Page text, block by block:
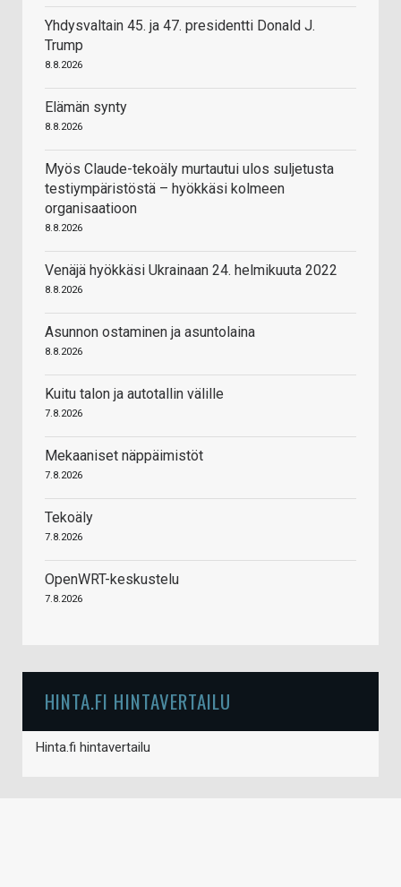
Yhdysvaltain 45. ja 47. presidentti Donald J.
Trump
8.8.2026
Elämän synty
8.8.2026
Myös Claude-tekoäly murtautui ulos suljetusta
testiympäristöstä – hyökkäsi kolmeen
organisaatioon
8.8.2026
Venäjä hyökkäsi Ukrainaan 24. helmikuuta 2022
8.8.2026
Asunnon ostaminen ja asuntolaina
8.8.2026
Kuitu talon ja autotallin välille
7.8.2026
Mekaaniset näppäimistöt
7.8.2026
Tekoäly
7.8.2026
OpenWRT-keskustelu
7.8.2026
HINTA.FI HINTAVERTAILU
Hinta.fi hintavertailu